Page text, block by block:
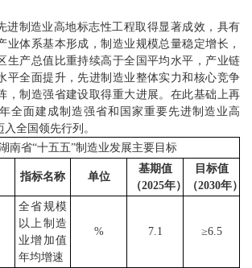
进制造业高地标志性工程取得显著成效，具有
业体系基本形成，制造业规模总量稳定增长 ，
生产总值比重持续高于全国平均水平， 产业链
平全面提升 ，先进制造业整体实力和核心竞争
，制造强省建设取得重大进展。在此基础上再
年全面建成制造强省和国家重要先进制造业高
全国领先行列。
南省“十五五”制造业发展主要目标
指标名称 单位
基期值
（2025年）
目标值
（2030年）
全省规模
以上制造
业增加值
年均增速
% 7.1 ≥6.5